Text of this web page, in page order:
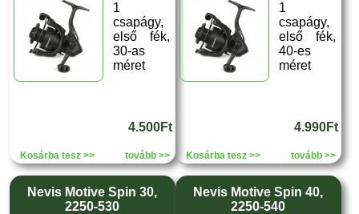
1
csapágy,
első fék,
30-as
méret
4.500Ft
Kosárba tesz >> tovább >>
1
csapágy,
első fék,
40-es
méret
4.990Ft
Kosárba tesz >> tovább >>
Nevis Motive Spin 30,
2250-530
Nevis Motive Spin 40,
2250-540